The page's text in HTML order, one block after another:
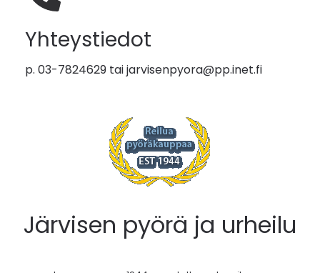
Yhteystiedot
p. 03-7824629 taijarvisenpyora@pp.inet.fi
Järvisen pyörä ja urheilu